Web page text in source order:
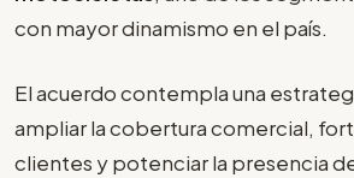
con mayor dinamismo en el país.
El acuerdo contempla una
ampliar la cobertura comercial,
clientes y potenciar la presencia